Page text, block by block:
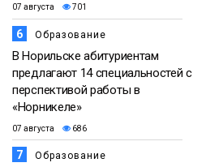
07 августа 701
6 Образование
В Норильске абитуриентам
предлагают 14 специальностей с
перспективой работы в
«Норникеле»
07 августа 686
7 Образование